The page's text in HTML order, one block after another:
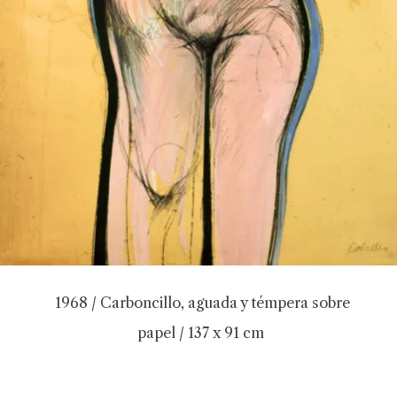
1968 / Carboncillo, aguada y témpera sobre
papel / 137 x 91 cm